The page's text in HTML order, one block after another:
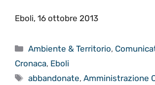
Eboli, 16 ottobre 2013
Categorie
Ambiente & Territorio,
Cronaca, Eboli
Tag
abbandonate,Amministrazione